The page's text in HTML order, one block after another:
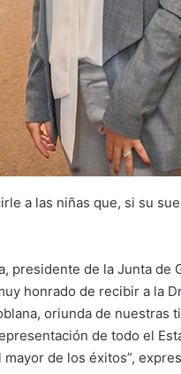
a las niñas que, si su
presidente de la Junta de
honrado de recibir a la
oriunda de nuestras
de todo el
de los éxitos”,